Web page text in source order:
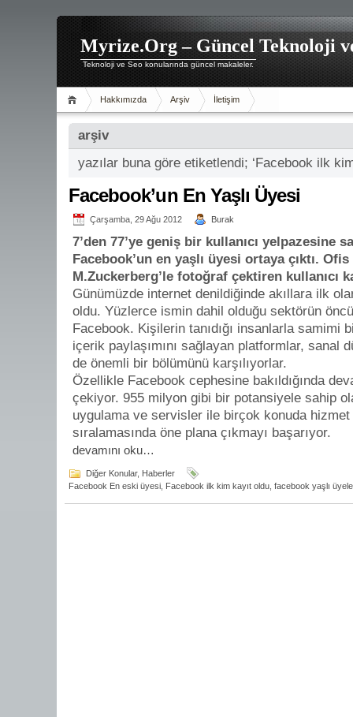
Myrize.Org – Güncel Teknoloji
Teknoloji ve Seo konularında güncel makaleler.
Hakkımızda Arşiv İletişim
arşiv
yazılar buna göre etiketlendi; ‘Facebook ilk
Facebook’un En Yaşlı Üyesi
Çarşamba, 29 Ağu 2012 Burak
7’den 77’ye geniş bir kullanıcı yelpazesine
Facebook’un en yaşlı üyesi ortaya çıktı.
M.Zuckerberg’le fotoğraf çektiren kullanıcı
Günümüzde internet denildiğinde akıllara ilk
oldu. Yüzlerce ismin dahil olduğu sektörün
Facebook. Kişilerin tanıdığı insanlarla samimi
içerik paylaşımını sağlayan platformlar, sanal
de önemli bir bölümünü karşılıyorlar.
Özellikle Facebook cephesine bakıldığında
çekiyor. 955 milyon gibi bir potansiyele sahip
uygulama ve servisler ile birçok konuda
sıralamasında öne plana çıkmayı başarıyor.
devamını oku…
Diğer Konular, Haberler
Facebook En eski üyesi Facebook ilk kim kayıt oldu facebook yaşlı